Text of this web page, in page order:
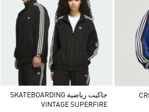
جاكيت رياضية SKATEBOARDING
VINTAGE SUPERFIRE